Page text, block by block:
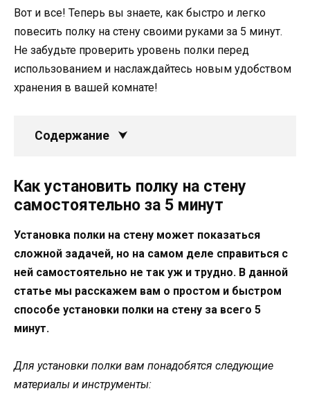
Вот и все! Теперь вы знаете, как быстро и легко
повесить полку на стену своими руками за 5 минут.
Не забудьте проверить уровень полки перед
использованием и наслаждайтесь новым удобством
хранения в вашей комнате!
Содержание
Как установить полку на стену
самостоятельно за 5 минут
Установка полки на стену может показаться
сложной задачей, но на самом деле справиться с
ней самостоятельно не так уж и трудно. В данной
статье мы расскажем вам о простом и быстром
способе установки полки на стену за всего 5
минут.
Для установки полки вам понадобятся следующие
материалы и инструменты: